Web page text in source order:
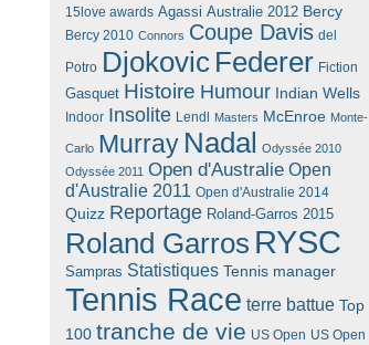
15love awards Agassi Australie 2012 Bercy
Bercy 2010 Connors Coupe Davis del
Potro Djokovic Federer Fiction
Gasquet Histoire Humour Indian Wells
Indoor Insolite Lendl Masters McEnroe Monte-
Carlo Murray Nadal
Odyssée 2010
Odyssée 2011 Open d'Australie Open
d'Australie 2011 Open d'Australie 2014
Quizz Reportage Roland-Garros 2015
Roland Garros RYSC
Sampras Statistiques Tennis manager
Tennis Race terre battue Top
100 tranche de vie US Open US Open